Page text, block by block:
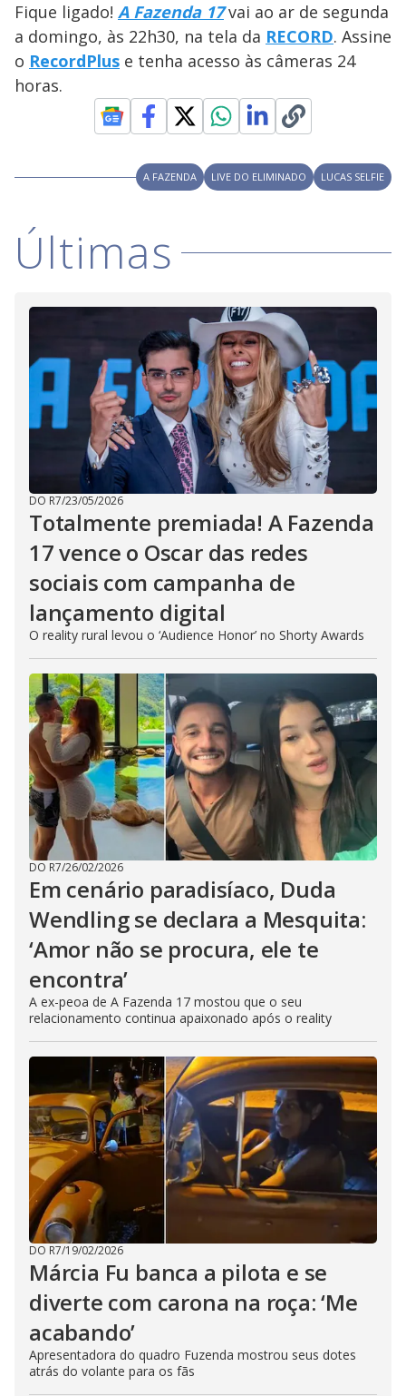
Fique ligado! A Fazenda 17vai ao ar de segunda
a domingo, às 22h30, na tela da RECORD. Assine
o RecordPlus e tenha acesso às câmeras 24
horas.
A FAZENDA LIVE DO ELIMINADO LUCAS SELFIE
Últimas
DO R7/23/05/2026
Totalmente premiada! A Fazenda
17 vence o Oscar das redes
sociais com campanha de
lançamento digital
O reality rural levou o ‘Audience Honor’ no Shorty Awards
DO R7/26/02/2026
Em cenário paradisíaco, Duda
Wendling se declara a Mesquita:
‘Amor não se procura, ele te
encontra’
A ex-peoa de A Fazenda 17 mostou que o seu
relacionamento continua apaixonado após o reality
DO R7/19/02/2026
Márcia Fu banca a pilota e se
diverte com carona na roça: ‘Me
acabando’
Apresentadora do quadro Fuzenda mostrou seus dotes
atrás do volante para os fãs